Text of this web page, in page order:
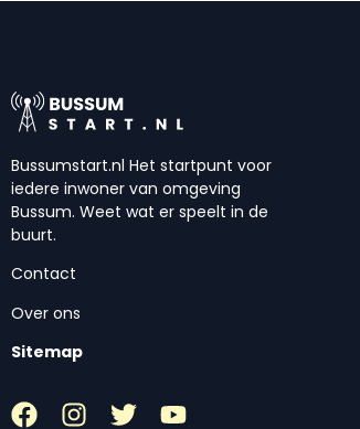
Bussumstart.nl Het startpunt voor
iedere inwoner van omgeving
Bussum. Weet wat er speelt in de
buurt.
Contact
Over ons
Sitemap